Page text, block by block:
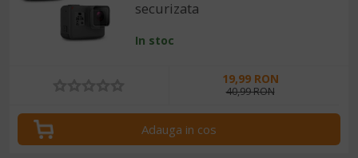
securizata
In stoc
19,99 RON
40,99 RON
Adauga in cos